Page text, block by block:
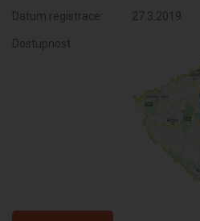
Datum registrace: 27.3.2019
Dostupnost: